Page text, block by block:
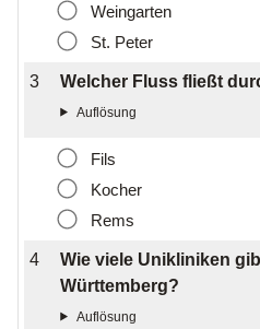
Weingarten
St. Peter
3 Welcher Fluss fließt
Fils
Kocher
Rems
4
Wie viele Unikliniken
Württemberg?